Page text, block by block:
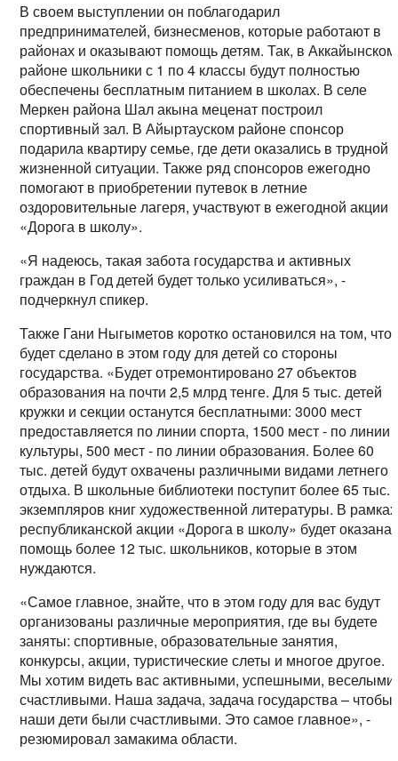
В своем выступлении он поблагодарил
предпринимателей, бизнесменов, которые работают в
районах и оказывают помощь детям. Так, в Аккайынском
районе школьники с 1 по 4 классы будут полностью
обеспечены бесплатным питанием в школах. В селе
Меркен района Шал акына меценат построил
спортивный зал. В Айыртауском районе спонсор
подарила квартиру семье, где дети оказались в трудной
жизненной ситуации. Также ряд спонсоров ежегодно
помогают в приобретении путевок в летние
оздоровительные лагеря, участвуют в ежегодной акции
«Дорога в школу».
«Я надеюсь, такая забота государства и активных
граждан в Год детей будет только усиливаться», -
подчеркнул спикер.
Также Гани Ныгыметов коротко остановился на том, что
будет сделано в этом году для детей со стороны
государства. «Будет отремонтировано 27 объектов
образования на почти 2,5 млрд тенге. Для 5 тыс. детей
кружки и секции останутся бесплатными: 3000 мест
предоставляется по линии спорта, 1500 мест - по линии
культуры, 500 мест - по линии образования. Более 60
тыс. детей будут охвачены различными видами летнего
отдыха. В школьные библиотеки поступит более 65 тыс.
экземпляров книг художественной литературы. В рамках
республиканской акции «Дорога в школу» будет оказана
помощь более 12 тыс. школьников, которые в этом
нуждаются.
«Самое главное, знайте, что в этом году для вас будут
организованы различные мероприятия, где вы будете
заняты: спортивные, образовательные занятия,
конкурсы, акции, туристические слеты и многое другое.
Мы хотим видеть вас активными, успешными, веселыми,
счастливыми. Наша задача, задача государства – чтобы
наши дети были счастливыми. Это самое главное», -
резюмировал замакима области.